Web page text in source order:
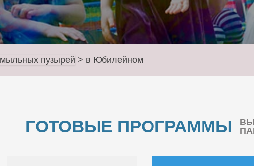
пузырей > в Юбилейном
ГОТОВЫЕ ПРОГРАММЫ